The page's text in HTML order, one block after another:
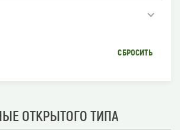
ОТКРЫТОГО ТИПА
СБРОСИТЬ